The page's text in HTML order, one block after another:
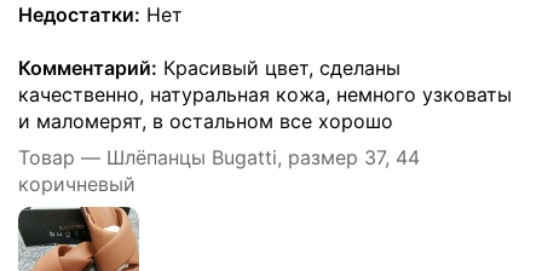
Недостатки: Нет
Комментарий: Красивый цвет, сделаны
качественно, натуральная кожа, немного узковаты
и маломерят, в остальном все хорошо
Товар — Шлёпанцы Bugatti, размер 37, 44
коричневый